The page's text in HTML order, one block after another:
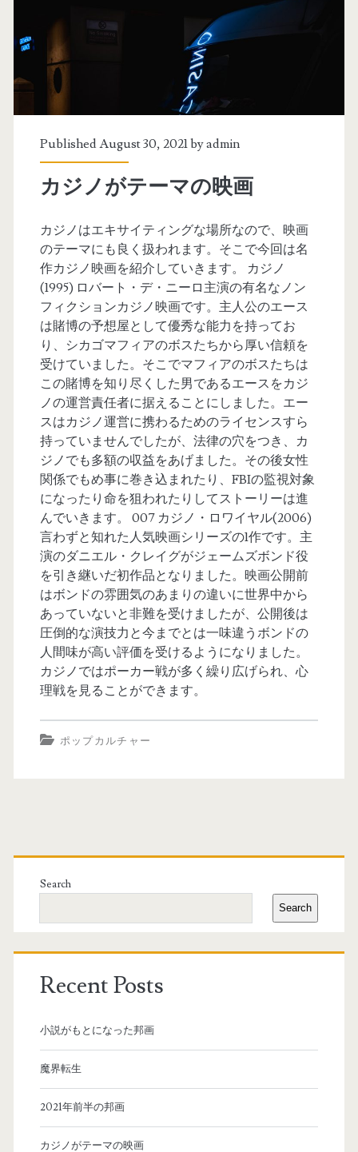
Published August 30, 2021 byadmin
カジノがテーマの映画
カジノはエキサイティングな場所なので、映画
のテーマにも良く扱われます。そこで今回は名
作カジノ映画を紹介していきます。 カジノ
(1995) ロバート・デ・ニーロ主演の有名なノン
フィクションカジノ映画です。主人公のエース
は賭博の予想屋として優秀な能力を持ってお
り、シカゴマフィアのボスたちから厚い信頼を
受けていました。そこでマフィアのボスたちは
この賭博を知り尽くした男であるエースをカジ
ノの運営責任者に据えることにしました。エー
スはカジノ運営に携わるためのライセンスすら
持っていませんでしたが、法律の穴をつき、カ
ジノでも多額の収益をあげました。その後女性
関係でもめ事に巻き込まれたり、FBIの監視対象
になったり命を狙われたりしてストーリーは進
んでいきます。 007 カジノ・ロワイヤル(2006)
言わずと知れた人気映画シリーズの1作です。主
演のダニエル・クレイグがジェームズボンド役
を引き継いだ初作品となりました。映画公開前
はボンドの雰囲気のあまりの違いに世界中から
あっていないと非難を受けましたが、公開後は
圧倒的な演技力と今までとは一味違うボンドの
人間味が高い評価を受けるようになりました。
カジノではポーカー戦が多く繰り広げられ、心
理戦を見ることができます。
ポップカルチャー
Primary
Sidebar
Search
Search
Recent Posts
小説がもとになった邦画
魔界転生
2021年前半の邦画
カジノがテーマの映画